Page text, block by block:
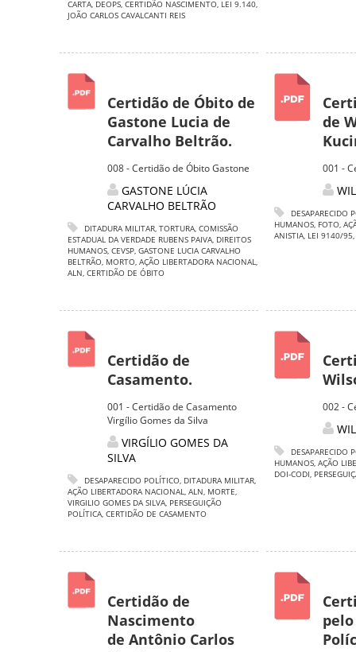
CARTA, DEOPS, CERTIDÃO NASCIMENTO, LEI 9.140,
JOÃO CARLOS CAVALCANTI REIS
Certidão de Óbito de
Gastone Lucia de
Carvalho Beltrão.
008 - Certidão de Óbito Gastone
GASTONE LÚCIA
CARVALHO BELTRÃO
DITADURA MILITAR, TORTURA, COMISSÃO
ESTADUAL DA VERDADE RUBENS PAIVA, DIREITOS
HUMANOS, CEVSP, GASTONE LUCIA CARVALHO
BELTRÃO, MORTO, AÇÃO LIBERTADORA NACIONAL,
ALN, CERTIDÃO DE ÓBITO
de
001 -
DESAPARECIDO
HUMANOS, FOTO,
ANISTIA, LEI 9140/95,
Certidão de
Casamento.
001 - Certidão de Casamento
Virgílio Gomes da Silva
VIRGÍLIO GOMES DA
SILVA
DESAPARECIDO POLÍTICO, DITADURA MILITAR,
AÇÃO LIBERTADORA NACIONAL, ALN, MORTE,
VIRGILIO GOMES DA SILVA, PERSEGUIÇÃO
POLÍTICA, CERTIDÃO DE CASAMENTO
002 -
DESAPARECIDO
HUMANOS, AÇÃO
DOI-CODI,
Certidão de
Nascimento
de Antônio Carlos